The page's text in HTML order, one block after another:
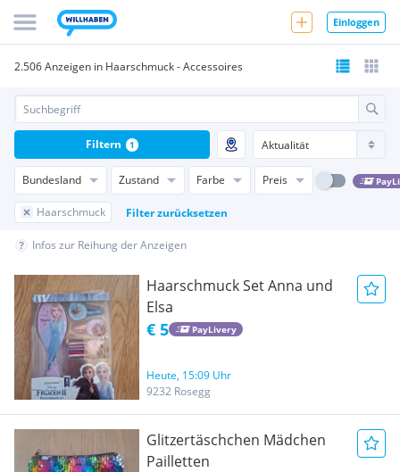
Einloggen
2.506 Anzeigen in Haarschmuck - Accessoires
Bundesland Zustand Farbe Preis
Haarschmuck Filter zurücksetzen
Filtern 1
Infos zur Reihung der Anzeigen
Haarschmuck Set Anna und
Elsa
€ 5 PayLivery
Heute, 15:09 Uhr
9232 Rosegg
Glitzertäschchen Mädchen
Pailletten